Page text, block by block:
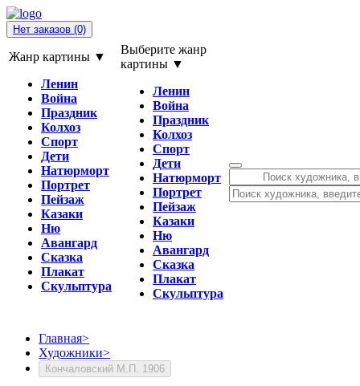
Нет заказов (0)
Жанр картины ▼
Ленин
Война
Праздник
Колхоз
Спорт
Дети
Натюрморт
Портрет
Пейзаж
Казаки
Ню
Авангард
Сказка
Плакат
Скульптура
Выберите жанр
картины ▼
Ленин
Война
Праздник
Колхоз
Спорт
Дети
Натюрморт
Портрет
Пейзаж
Казаки
Ню
Авангард
Сказка
Плакат
Скульптура
Главная>
Художники>
Кончаловский М.П. 1906